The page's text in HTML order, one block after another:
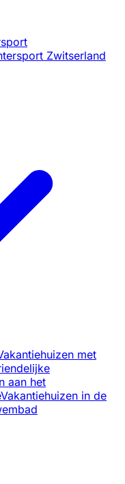
Zwitserland
met
aan het
Vakantiehuizen in de